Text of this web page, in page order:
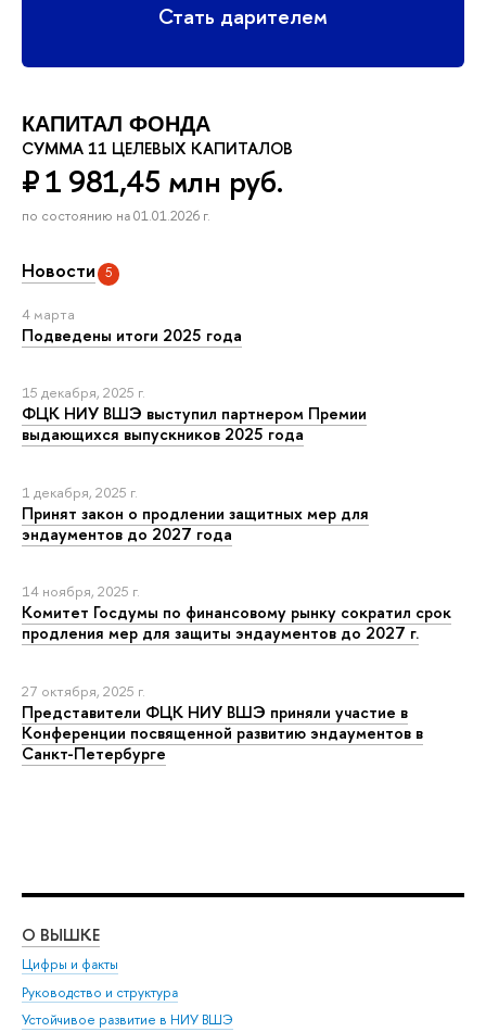
Стать дарителем
КАПИТАЛ ФОНДА
СУММА 11 ЦЕЛЕВЫХ КАПИТАЛОВ
₽ 1 981,45 млн руб.
по состоянию на 01.01.2026 г.
Новости 5
4 марта
Подведены итоги 2025 года
15 декабря, 2025 г.
ФЦК НИУ ВШЭ выступил партнером Премии
выдающихся выпускников 2025 года
1 декабря, 2025 г.
Принят закон о продлении защитных мер для
эндаументов до 2027 года
14 ноября, 2025 г.
Комитет Госдумы по финансовому рынку сократил срок
продления мер для защиты эндаументов до 2027 г.
27 октября, 2025 г.
Представители ФЦК НИУ ВШЭ приняли участие в
Конференции посвященной развитию эндаументов в
Санкт-Петербурге
О ВЫШКЕ
Цифры и факты
Руководство и структура
Устойчивое развитие в НИУ ВШЭ